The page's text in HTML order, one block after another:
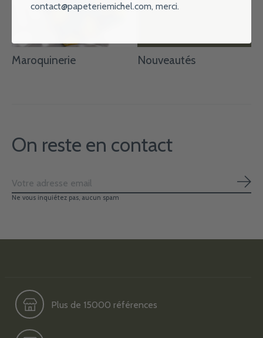
Maroquinerie Nouveautés
On reste en contact
Ne vous inquiétez pas, aucun spam
Plus de 15000 références
contact@papeteriemichel.com, merci.